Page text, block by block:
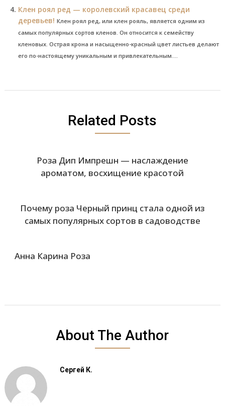
Клен роял ред — королевский красавец среди
деревьев! Клен роял ред, или клен рояль, является одним из
самых популярных сортов кленов. Он относится к семейству
кленовых. Острая крона и насыщенно-красный цвет листьев делают
его по-настоящему уникальным и привлекательным....
Related Posts
Роза Дип Импрешн — наслаждение
ароматом, восхищение красотой
Почему роза Черный принц стала одной из
самых популярных сортов в садоводстве
Анна Карина Роза
About The Author
Сергей К.